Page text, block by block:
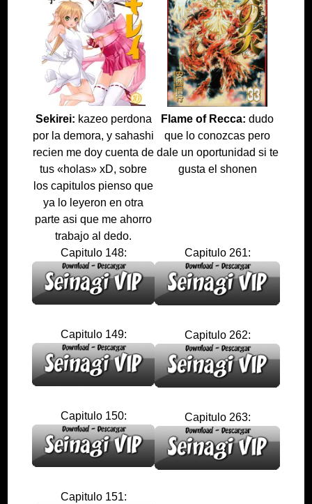
Sekirei: kazeo perdona
por la demora, y sahashi
recien me doy cuenta de
tus «holas» xD, sobre
los capitulos pienso que
ya lo leyeron en otra
parte asi que me ahorro
trabajo al dedo.
Flame of Recca: dudo
que lo conozcas pero
dale un oportunidad si te
gusta el shonen
Capitulo 148:
Capitulo 149:
Capitulo 150:
Capitulo 151:
Capitulo 261:
Capitulo 262:
Capitulo 263: